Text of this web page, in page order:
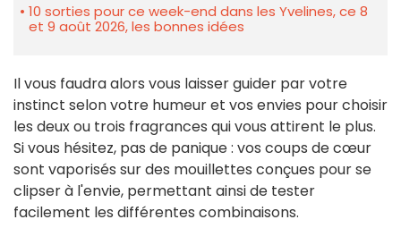
10 sorties pour ce week-end dans les Yvelines, ce 8
et 9 août 2026, les bonnes idées
Il vous faudra alors vous laisser guider par votre
instinct selon votre humeur et vos envies pour choisir
les deux ou trois fragrances qui vous attirent le plus.
Si vous hésitez, pas de panique : vos coups de cœur
sont vaporisés sur des mouillettes conçues pour se
clipser à l'envie, permettant ainsi de tester
facilement les différentes combinaisons.